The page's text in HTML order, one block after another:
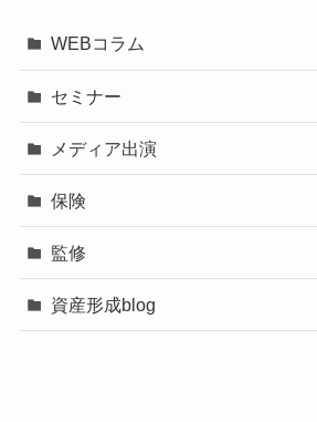
WEBコラム
セミナー
メディア出演
保険
監修
資産形成blog